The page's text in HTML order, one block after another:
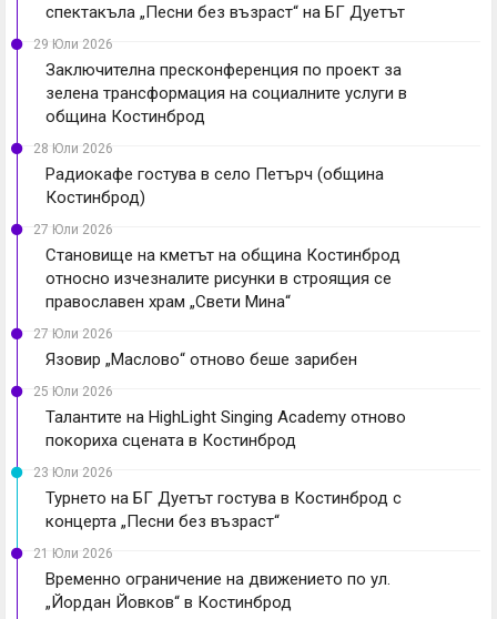
спектакъла „Песни без възраст“ на БГ Дуетът
29 Юли 2026
Заключителна пресконференция по проект за
зелена трансформация на социалните услуги в
община Костинброд
28 Юли 2026
Радиокафе гостува в село Петърч (община
Костинброд)
27 Юли 2026
Становище на кметът на община Костинброд
относно изчезналите рисунки в строящия се
православен храм „Свети Мина“
27 Юли 2026
Язовир „Маслово“ отново беше зарибен
25 Юли 2026
Талантите на HighLight Singing Academy отново
покориха сцената в Костинброд
23 Юли 2026
Турнето на БГ Дуетът гостува в Костинброд с
концерта „Песни без възраст“
21 Юли 2026
Временно ограничение на движението по ул.
„Йордан Йовков“ в Костинброд